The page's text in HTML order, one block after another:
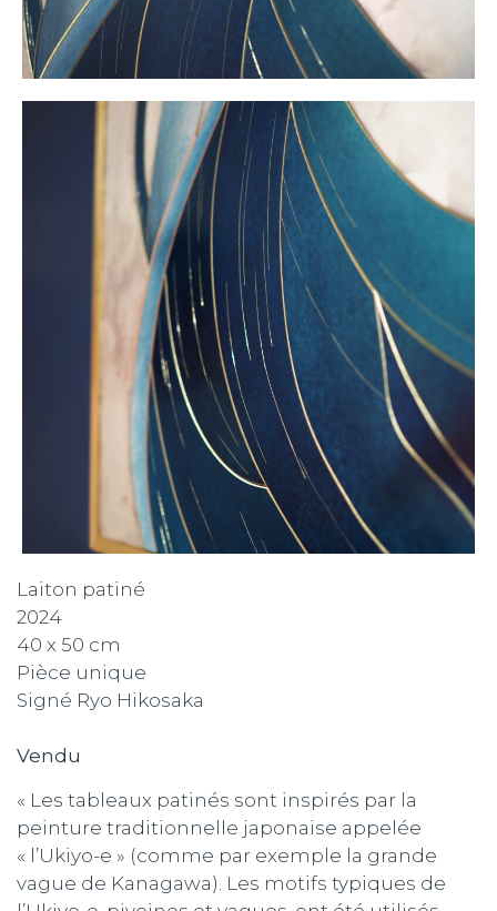
Laiton patiné
2024
40 x 50 cm
Pièce unique
Signé Ryo Hikosaka
Vendu
« Les tableaux patinés sont inspirés par la
peinture traditionnelle japonaise appelée
« l’Ukiyo-e » (comme par exemple la grande
vague de Kanagawa). Les motifs typiques de